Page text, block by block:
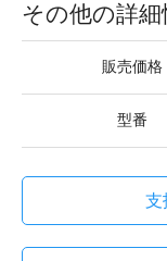
その他の詳細
販売価格
型番
支